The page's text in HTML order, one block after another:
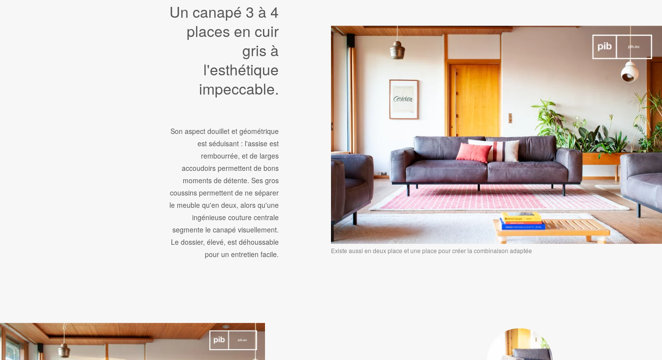
Existe aussi en deux place et une place pour créer la combinaison adaptée
Un canapé 3 à 4
places en cuir
gris à
l'esthétique
impeccable.
Son aspect douillet et géométrique
est séduisant : l'assise est
rembourrée, et de larges
accoudoirs permettent de bons
moments de détente. Ses gros
coussins permettent de ne séparer
le meuble qu'en deux, alors qu'une
ingénieuse couture centrale
segmente le canapé visuellement.
Le dossier, élevé, est déhoussable
pour un entretien facile.